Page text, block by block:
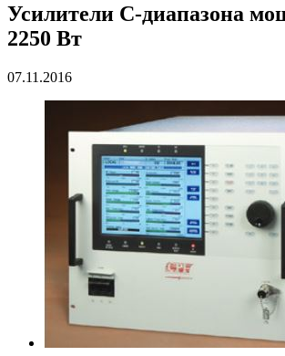
Усилители С-диапазона
2250 Вт
07.11.2016